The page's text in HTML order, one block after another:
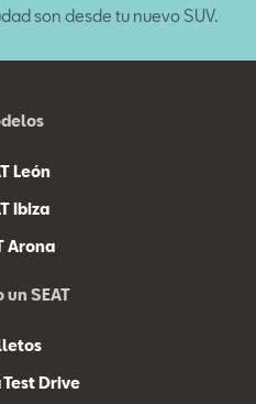
son desde tu nuevo SUV.
León
Ibiza
Arona
un SEAT
Drive